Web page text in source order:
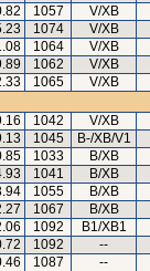
1057
V/XB
1074
V/XB
1064
V/XB
1062
V/XB
1065
V/XB
1042
V/XB
1045
B-/XB/V1
1033
B/XB
1041
B/XB
1055
B/XB
1067
B/XB
1092
B1/XB1
1092
--
1087
--